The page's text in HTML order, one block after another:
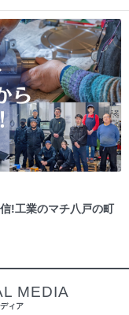
!工業のマチ八戸の町
MEDIA
ィア